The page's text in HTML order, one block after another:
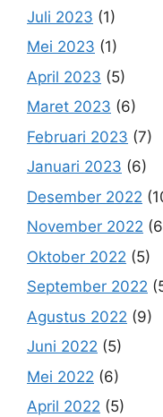
Juli 2023 (1)
Mei 2023 (1)
April 2023 (5)
Maret 2023 (6)
Februari 2023 (7)
Januari 2023 (6)
Desember 2022
November 2022
Oktober 2022 (5)
September 2022
Agustus 2022 (9)
Juni 2022 (5)
Mei 2022 (6)
April 2022 (5)